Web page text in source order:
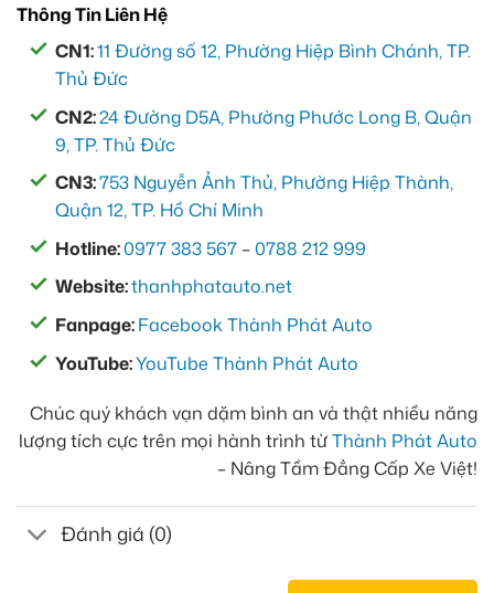
Thông Tin Liên Hệ
CN1:11 Đường số 12, Phường Hiệp Bình Chánh, TP.
Thủ Đức
CN2:24 Đường D5A, Phường Phước Long B, Quận
9, TP. Thủ Đức
CN3:753 Nguyễn Ảnh Thủ, Phường Hiệp Thành,
Quận 12, TP. Hồ Chí Minh
Hotline:0977 383 567 –0788 212 999
Website:thanhphatauto.net
Fanpage:Facebook Thành Phát Auto
YouTube:YouTube Thành Phát Auto
Chúc quý khách vạn dặm bình an và thật nhiều năng
lượng tích cực trên mọi hành trình từThành Phát Auto
– Nâng Tầm Đẳng Cấp Xe Việt!
Đánh giá (0)